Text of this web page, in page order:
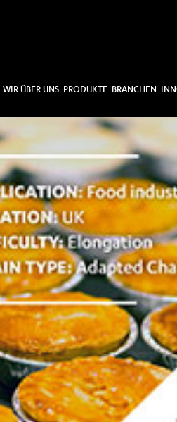
WIR ÜBER UNS PRODUKTE BRANCHEN